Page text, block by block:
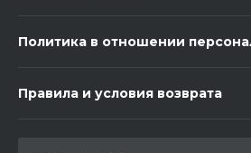
Политика в отношении
Правила и условия возврата